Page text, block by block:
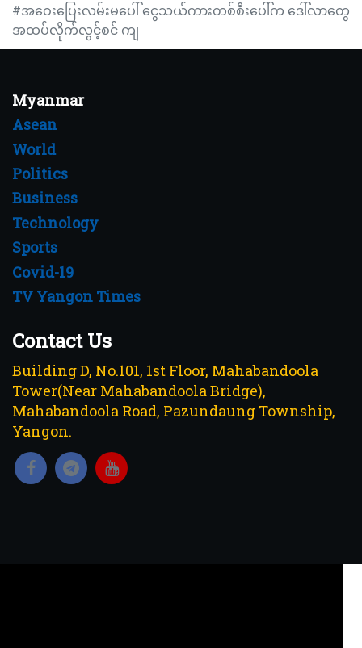
#အဝေးပြေးလမ်းမပေါ် ငွေသယ်ကားတစ်စီးပေါ်က ဒေါ်လာတွေ
အထပ်လိုက်လွင့်စင် ကျ
Myanmar
Asean
World
Politics
Business
Technology
Sports
Covid-19
TV Yangon Times
Contact Us
Building D, No.101, 1st Floor, Mahabandoola
Tower(Near Mahabandoola Bridge),
Mahabandoola Road, Pazundaung Township,
Yangon.